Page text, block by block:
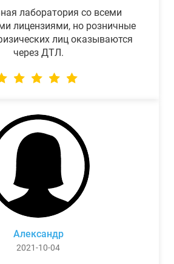
лаборатория со всеми
лицензиями, но розничные
лиц оказываются
через ДТЛ.
Александр
2021-10-04